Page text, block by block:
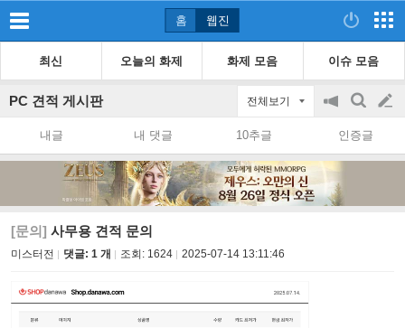
홈 웹진
최신 오늘의 화제 화제 모음 이슈 모음
PC 견적 게시판 전체보기
공
on/off
검
색
글
쓰
내글 내 댓글 10추글 인증글
[문의] 사무용 견적 문의
미스터전 댓글: 1 개 조회: 1624 2025-07-14 13:11:46